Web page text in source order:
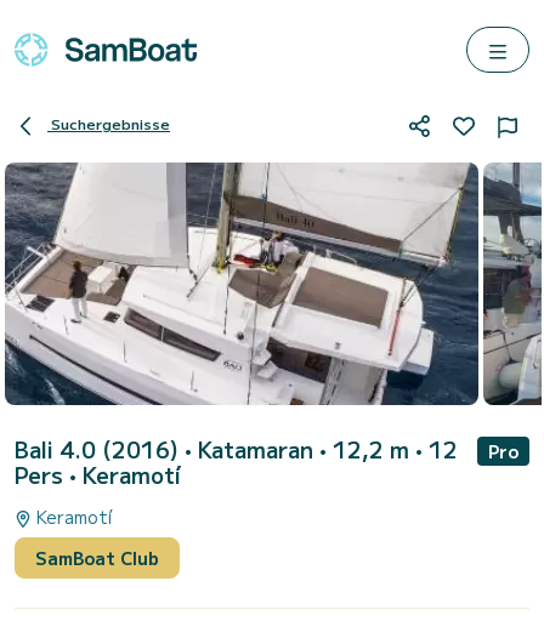
Suchergebnisse
Bali 4.0 (2016) • Katamaran • 12,2 m • 12
Pers • Keramotí
Pro
Keramotí
SamBoat Club